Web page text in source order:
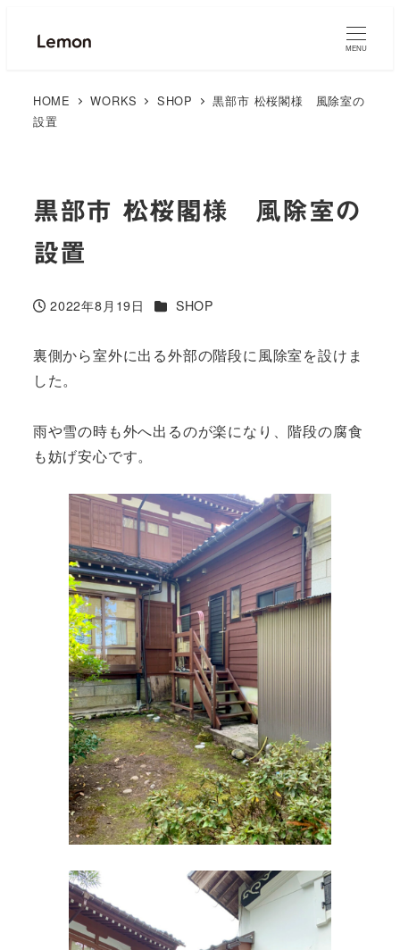
MENU
HOME WORKS SHOP
黒部市 松桜閣様 風除室の
設置
黒部市 松桜閣様 風除室の
設置
投稿日
2022年8月19日 カテゴリー
SHOP
裏側から室外に出る外部の階段に風除室を設けま
した。
雨や雪の時も外へ出るのが楽になり、階段の腐食
も妨げ安心です。